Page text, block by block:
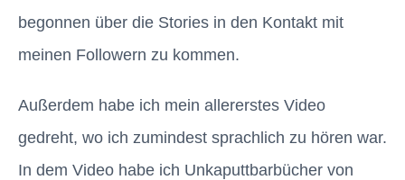
begonnen über die Stories in den Kontakt mit
meinen Followern zu kommen.
Außerdem habe ich mein allererstes Video
gedreht, wo ich zumindest sprachlich zu hören war.
In dem Video habe ich Unkaputtbarbücher von